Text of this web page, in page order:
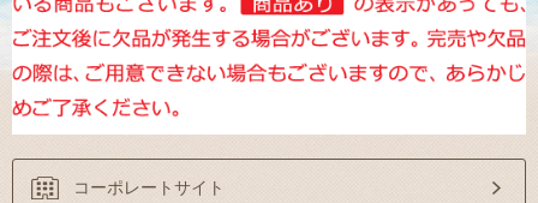
コーポレートサイト